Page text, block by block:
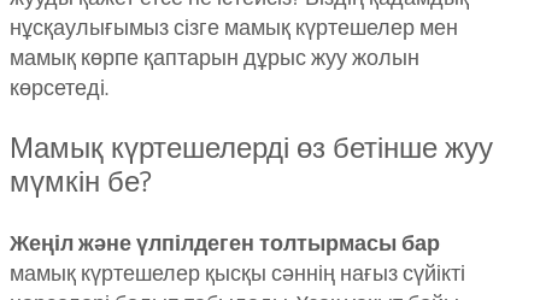
нұсқаулығымыз сізге мамық күртешелер мен
мамық көрпе қаптарын дұрыс жуу жолын
көрсетеді.
Мамық күртешелерді өз бетінше жуу
мүмкін бе?
Жеңіл және үлпілдеген толтырмасы бар
мамық күртешелер қысқы сәннің нағыз сүйікті